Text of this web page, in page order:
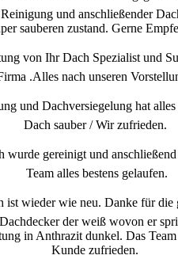
und anschließender
sauberen zustand. Gerne
von Ihr Dach Spezialist und
.Alles nach unseren
und Dachversiegelung hat
Dach sauber / Wir zufrieden.
wurde gereinigt und
Team alles bestens gelaufen.
ist wieder wie neu. Danke für
der weiß wovon er
in Anthrazit dunkel. Das
Kunde zufrieden.